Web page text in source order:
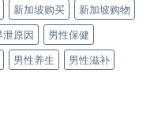
新加坡购买
新加坡购物
泄原因
男性保健
男性养生
男性滋补